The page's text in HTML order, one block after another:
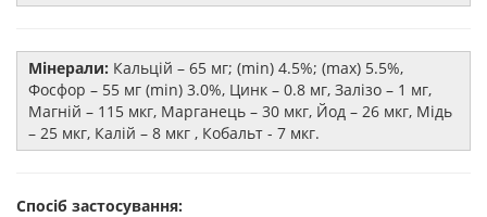
Мінерали: Кальцій – 65 мг; (min) 4.5%; (max) 5.5%,
Фосфор – 55 мг (min) 3.0%, Цинк – 0.8 мг, Залізо – 1 мг,
Магній – 115 мкг, Марганець – 30 мкг, Йод – 26 мкг, Мідь
– 25 мкг, Калій – 8 мкг , Кобальт - 7 мкг.
Спосіб застосування: